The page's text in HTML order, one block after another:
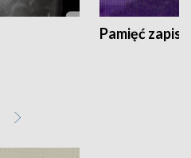
Pamięć